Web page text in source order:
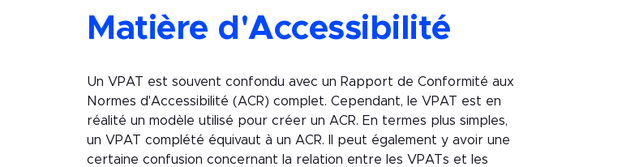
Matière d'Accessibilité
Un VPAT est souvent confondu avec un Rapport de Conformité aux
Normes d'Accessibilité (ACR) complet. Cependant, le VPAT est en
réalité un modèle utilisé pour créer un ACR. En termes plus simples,
un VPAT complété équivaut à un ACR. Il peut également y avoir une
certaine confusion concernant la relation entre les VPATs et les